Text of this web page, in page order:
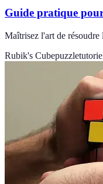
Guide pratique
Maîtrisez l'art de
Rubik's Cubepuzzle